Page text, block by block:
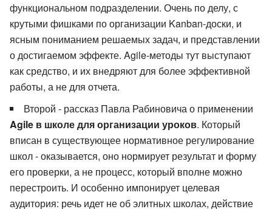
функциональном подразделении. Очень по делу, с
крутыми фишками по организации Kanban-доски, и
ясным пониманием решаемых задач, и представлении
о достигаемом эффекте. Agile-методы тут выступают
как средство, и их внедряют для более эффективной
работы, а не для отчета.
Второй - рассказ Павла Рабиновича о применении
Agile в школе для организации уроков. Который
вписан в существующее нормативное регулирование
школ - оказывается, оно нормирует результат и форму
его проверки, а не процесс, который вполне можно
перестроить. И особенно импонирует целевая
аудитория: речь идет не об элитных школах, действие